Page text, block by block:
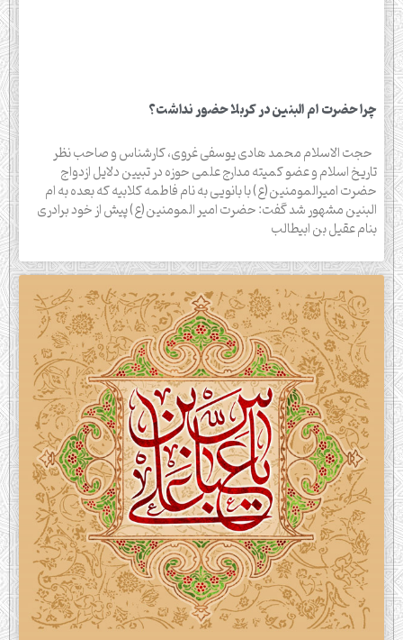
چرا حضرت ام البنین در کربلا حضور نداشت؟
حجت الاسلام محمد هادی یوسفی غروی، کارشناس و صاحب نظر
تاریخ اسلام و عضو کمیته مدارج علمی حوزه در تبیین دلایل ازدواج
حضرت امیرالمومنین(ع) با بانویی به نام فاطمه کلابیه که بعده به ام
البنین مشهور شد گفت: حضرت امیر المومنین(ع) پیش از خود برادری
بنام عقیل بن ابیطالب